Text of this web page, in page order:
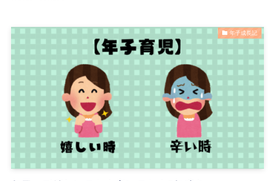
年子成長記